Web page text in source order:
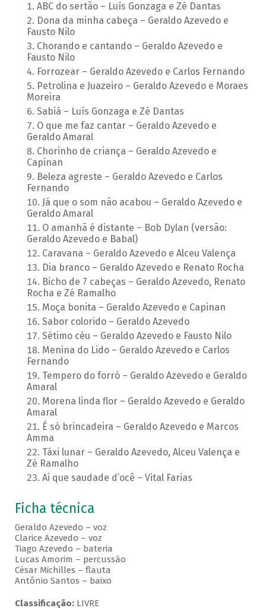
ABC do sertão – Luís Gonzaga e Zé Dantas
Dona da minha cabeça – Geraldo Azevedo e
Fausto Nilo
Chorando e cantando – Geraldo Azevedo e
Fausto Nilo
Forrozear – Geraldo Azevedo e Carlos Fernando
Petrolina e Juazeiro – Geraldo Azevedo e Moraes
Moreira
Sabiá – Luís Gonzaga e Zé Dantas
O que me faz cantar – Geraldo Azevedo e
Geraldo Amaral
Chorinho de criança – Geraldo Azevedo e
Capinan
Beleza agreste – Geraldo Azevedo e Carlos
Fernando
Já que o som não acabou – Geraldo Azevedo e
Geraldo Amaral
O amanhã é distante – Bob Dylan (versão:
Geraldo Azevedo e Babal)
Caravana – Geraldo Azevedo e Alceu Valença
Dia branco – Geraldo Azevedo e Renato Rocha
Bicho de 7 cabeças – Geraldo Azevedo, Renato
Rocha e Zé Ramalho
Moça bonita – Geraldo Azevedo e Capinan
Sabor colorido – Geraldo Azevedo
Sétimo céu – Geraldo Azevedo e Fausto Nilo
Menina do Lido – Geraldo Azevedo e Carlos
Fernando
Tempero do forró – Geraldo Azevedo e Geraldo
Amaral
Morena linda flor – Geraldo Azevedo e Geraldo
Amaral
É só brincadeira – Geraldo Azevedo e Marcos
Amma
Táxi lunar – Geraldo Azevedo, Alceu Valença e
Zé Ramalho
Ai que saudade d’ocê – Vital Farias
Ficha técnica
Geraldo Azevedo – voz
Clarice Azevedo – voz
Tiago Azevedo – bateria
Lucas Amorim – percussão
César Michilles – flauta
Antônio Santos – baixo
Classificação:LIVRE